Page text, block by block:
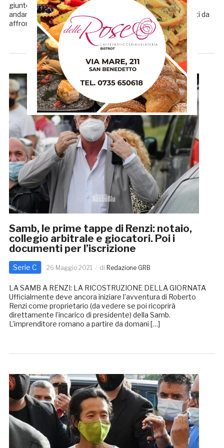
giunto senza troppi clamori, a differenza di Kim Dae Jung,
andandosi a prendere una bella gatta da pelare visti i costi da
affrontare». Sebastiano Vecchiola parla […]
Samb, le prime tappe di Renzi: notaio,
collegio arbitrale e giocatori. Poi i
documenti per l’iscrizione
Serie C 26 Maggio 2021 di Redazione GRB
LA SAMB A RENZI: LA RICOSTRUZIONE DELLA GIORNATA
Ufficialmente deve ancora iniziare l’avventura di Roberto
Renzi come proprietario (da vedere se poi ricoprirà
direttamente l’incarico di presidente) della Samb.
L’imprenditore romano a partire da domani […]